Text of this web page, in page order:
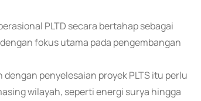
PLTD secara bertahap sebagai
fokus utama pada pengembangan
penyelesaian proyek PLTS itu perlu
wilayah, seperti energi surya hingga